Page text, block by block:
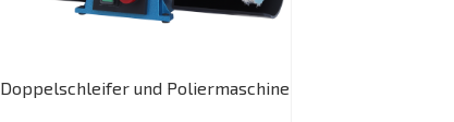
Doppelschleifer und Poliermaschine